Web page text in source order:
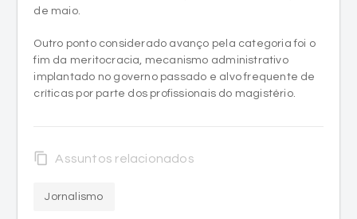
fim da meritocracia, mecanismo administrativo
críticas por parte dos profissionais do magistério.